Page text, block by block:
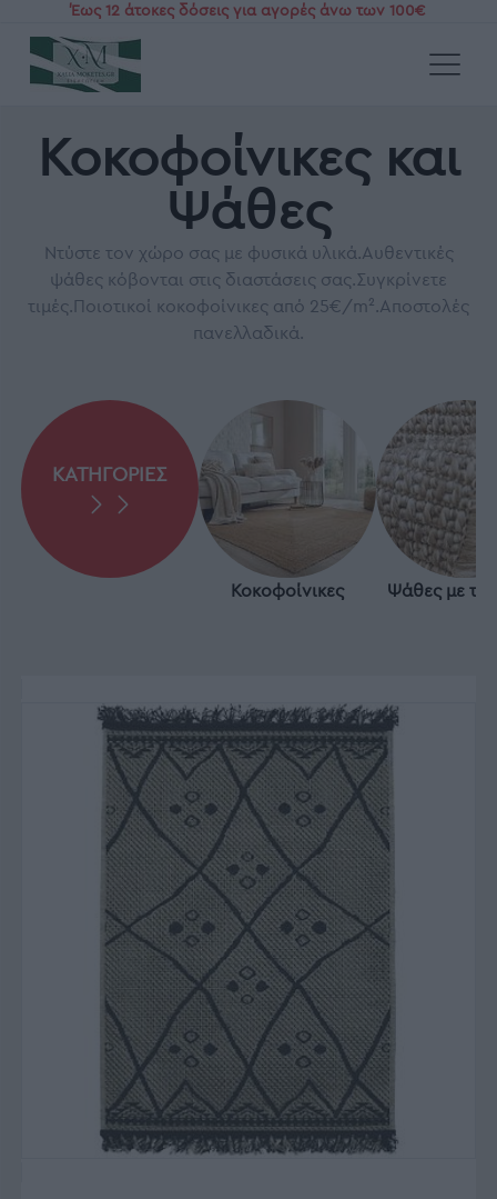
Έως 12 άτοκες δόσεις για αγορές άνω των 100€
Αρχική
Κοκοφοίνικες και
Ψάθες
Ντύστε τον χώρο σας με φυσικά υλικά.Αυθεντικές
ψάθες κόβονται στις διαστάσεις σας.Συγκρίνετε
τιμές.Ποιοτικοί κοκοφοίνικες από 25€/m².Αποστολές
πανελλαδικά.
ΚΑΤΗΓΟΡΙΕΣ
Κοκοφοίνικες Ψάθες με το